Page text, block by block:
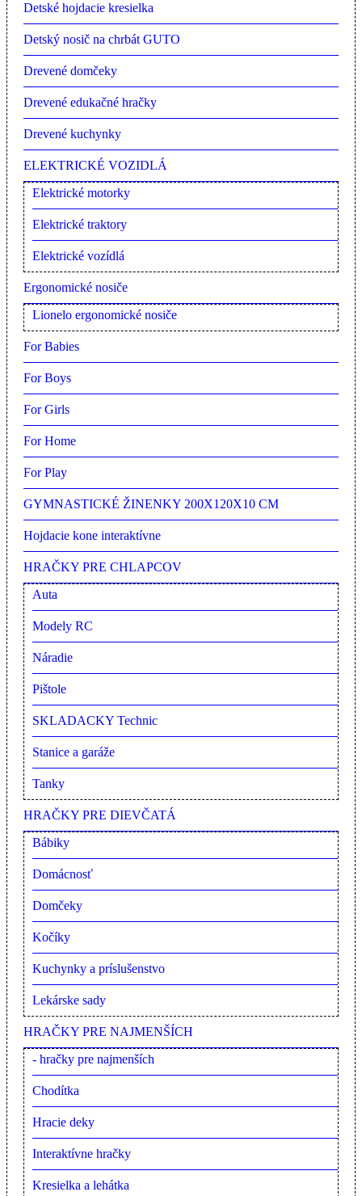
Detské hojdacie kresielka
Detský nosič na chrbát GUTO
Drevené domčeky
Drevené edukačné hračky
Drevené kuchynky
ELEKTRICKÉ VOZIDLÁ
Elektrické motorky
Elektrické traktory
Elektrické vozídlá
Ergonomické nosiče
Lionelo ergonomické nosiče
For Babies
For Boys
For Girls
For Home
For Play
GYMNASTICKÉ ŽINENKY 200X120X10 CM
Hojdacie kone interaktívne
HRAČKY PRE CHLAPCOV
Auta
Modely RC
Náradie
Pištole
SKLADACKY Technic
Stanice a garáže
Tanky
HRAČKY PRE DIEVČATÁ
Bábiky
Domácnosť
Domčeky
Kočíky
Kuchynky a príslušenstvo
Lekárske sady
HRAČKY PRE NAJMENŠÍCH
- hračky pre najmenších
Chodítka
Hracie deky
Interaktívne hračky
Kresielka a lehátka